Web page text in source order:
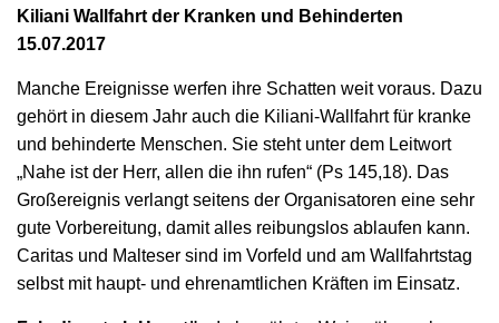
Kiliani Wallfahrt der Kranken und Behinderten
15.07.2017
Manche Ereignisse werfen ihre Schatten weit voraus. Dazu
gehört in diesem Jahr auch die Kiliani-Wallfahrt für kranke
und behinderte Menschen. Sie steht unter dem Leitwort
„Nahe ist der Herr, allen die ihn rufen“ (Ps 145,18). Das
Großereignis verlangt seitens der Organisatoren eine sehr
gute Vorbereitung, damit alles reibungslos ablaufen kann.
Caritas und Malteser sind im Vorfeld und am Wallfahrtstag
selbst mit haupt- und ehrenamtlichen Kräften im Einsatz.